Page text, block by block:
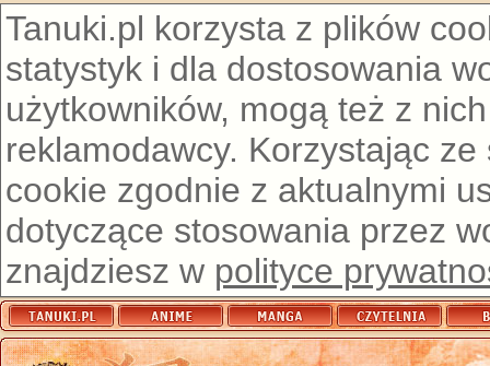
Tanuki.pl korzysta z plików
statystyk i dla dostosowania
użytkowników, mogą też z
reklamodawcy. Korzystając
cookie zgodnie z aktualnymi
dotyczące stosowania przez
znajdziesz w polityce